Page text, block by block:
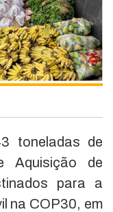
toneladas de
Aquisição de
para a
na COP30, em